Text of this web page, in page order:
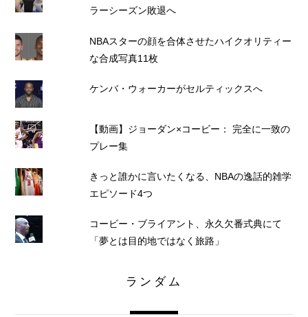
ラーシーズン敗退へ
NBAスターの顔を合体させたハイクオリティー
な合成写真11枚
ケンバ・ウォーカーがセルティックスへ
【動画】ジョーダン×コービー： 完全に一致の
プレー集
きっと誰かに言いたくなる、NBAの逸話的雑学
エピソード4つ
コービー・ブライアント、永久欠番式典にて
「夢とは目的地ではなく旅路」
ランダム